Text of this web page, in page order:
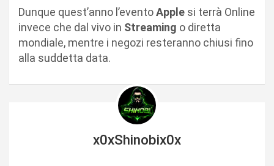
Dunque quest’anno l’eventoApple si terrà Online
invece che dal vivo in Streaming o diretta
mondiale, mentre i negozi resteranno chiusi fino
alla suddetta data.
x0xShinobix0x